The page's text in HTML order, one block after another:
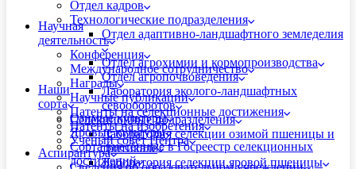
Отдел кадров
Технологические подразделения
Отдел адаптивно-ландшафтного земледелия
Отдел агрохимии и кормопроизводства
Отдел агропочвоведения
Лаборатория эколого-ландшафтных
севооборотов
Селекционные подразделения
Лаборатория селекции озимой пшеницы и
тритикале
Лаборатория селекции яровой пшеницы
Научная
деятельность
Конференция
Международное сотрудничество
Награды
Научные публикации
Патенты на селекционные достижения
Патенты на изобретения
Ученый совет Центра
Наши
сорта
Озимые культуры
Яровые культуры
Сорта внесённые в Госреестр селекционных
достижений
Аспирантура